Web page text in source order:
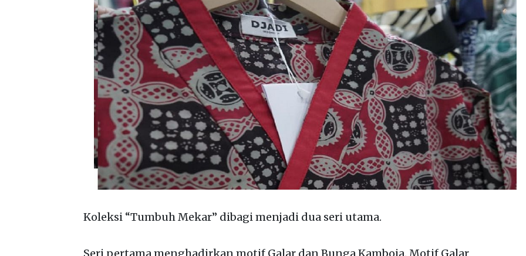
Koleksi “Tumbuh Mekar” dibagi menjadi dua seri utama.
Seri pertama menghadirkan motif Galar dan Bunga Kamboja. Motif Galar